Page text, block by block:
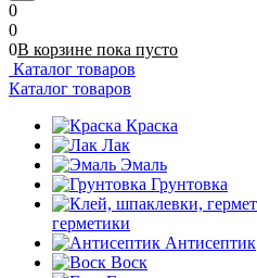
0
0
0В корзине пока пусто
Каталог товаров
Каталог товаров
Краска
Лак
Эмаль
Грунтовка
герметики
Антисептик
Воск